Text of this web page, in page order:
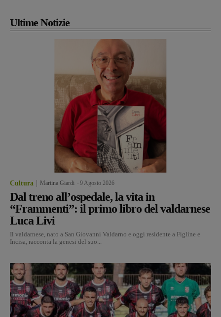
Ultime Notizie
Cultura Martina Giardi 9 Agosto 2026
Dal treno all’ospedale, la vita in
“Frammenti”: il primo libro del valdarnese
Luca Livi
Il valdarnese, nato a San Giovanni Valdarno e oggi residente a Figline e
Incisa, racconta la genesi del suo...